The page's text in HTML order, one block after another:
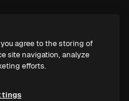
agree to the storing of
site navigation, analyze
efforts.